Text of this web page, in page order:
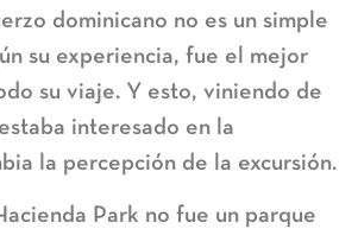
dominicano no es un simple
su experiencia, fue el mejor
su viaje. Y esto, viniendo de
interesado en la
la percepción de la excursión.
Park no fue un parque